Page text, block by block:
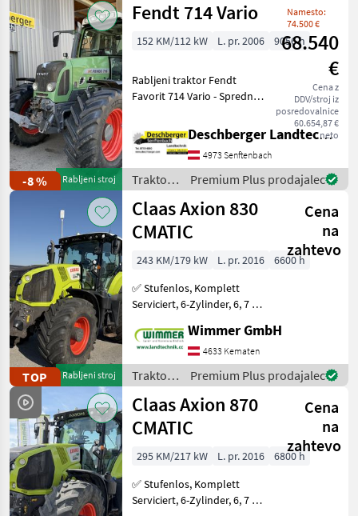
-8 % Rabljeni stroj
Fendt 714 Vario
Namesto:
74.500 €
68.540
€
Cena z
DDV/stroj iz
posredovalnice
60.654,87 €
neto
152 KM/112 kW L. pr. 2006 9056 h
Rabljeni traktor Fendt
Favorit 714 Vario - Sprednje
ventil dw 1/1 zadaj DUDK -
Dodatni ventil dw 1/2 zadaj
DUDK - Dodatni ventil dw
1/3
Deschberger Landtechnik GmbH
4973 Senftenbach
Traktor /
Fendt
Premium Plus prodajalec
TOP Rabljeni stroj
Claas Axion 830
CMATIC
Cena
na
zahtevo
243 KM/179 kW L. pr. 2016
6600 h
✅ Stufenlos, Komplett
Serviciert, 6-Zylinder, 6, 7 L,
CLAAS AXION 830 CMATIC
aus dem Jahr 2016 ist ein
richtig starker Allrounder
für Feld und
Wimmer GmbH
4633 Kematen
Traktor /
Claas
Premium Plus prodajalec
Claas Axion 870
CMATIC
Cena
na
zahtevo
295 KM/217 kW L. pr. 2016
6800 h
✅ Stufenlos, Komplett
Serviciert, 6-Zylinder, 6, 7 L,